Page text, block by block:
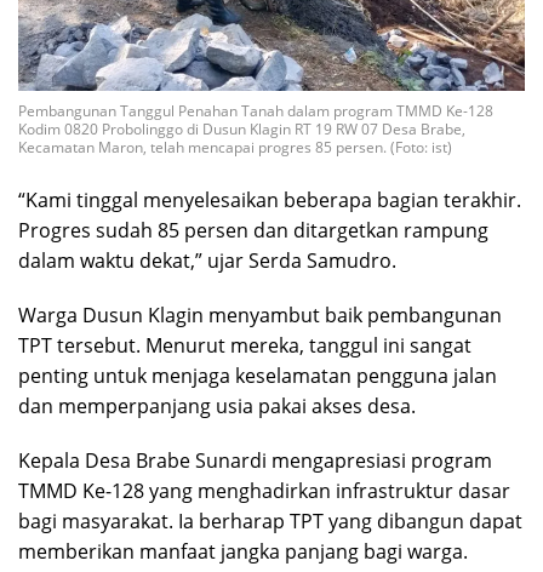
Pembangunan Tanggul Penahan Tanah dalam program TMMD Ke-128
Kodim 0820 Probolinggo di Dusun Klagin RT 19 RW 07 Desa Brabe,
Kecamatan Maron, telah mencapai progres 85 persen. (Foto: ist)
“Kami tinggal menyelesaikan beberapa bagian terakhir.
Progres sudah 85 persen dan ditargetkan rampung
dalam waktu dekat,” ujar Serda Samudro.
Warga Dusun Klagin menyambut baik pembangunan
TPT tersebut. Menurut mereka, tanggul ini sangat
penting untuk menjaga keselamatan pengguna jalan
dan memperpanjang usia pakai akses desa.
Kepala Desa Brabe Sunardi mengapresiasi program
TMMD Ke-128 yang menghadirkan infrastruktur dasar
bagi masyarakat. Ia berharap TPT yang dibangun dapat
memberikan manfaat jangka panjang bagi warga.